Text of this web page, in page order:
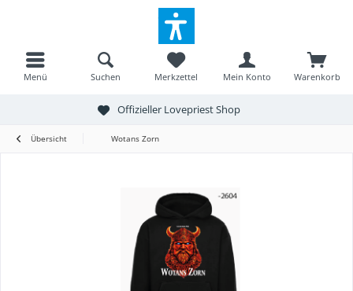
Menü Warenkorb
Merkzettel Mein Konto
Suchen
Offizieller Lovepriest Shop
Übersicht Wotans Zorn